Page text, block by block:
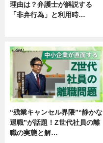
理由は？弁護士が解説する
「非弁行為」と利用時…
“残業キャンセル界隈”“静かな
退職”が話題！Z世代社員の離
職の実態と解…